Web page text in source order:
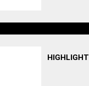
HIGHLIGHT